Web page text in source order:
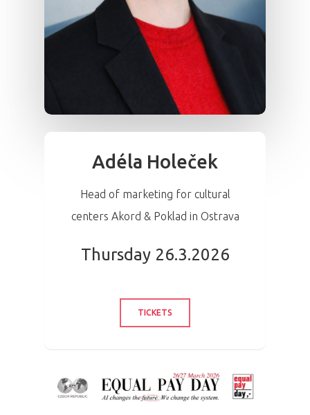
Adéla Holeček
Head of marketing for cultural
centers Akord & Poklad in Ostrava
Thursday 26.3.2026
TICKETS